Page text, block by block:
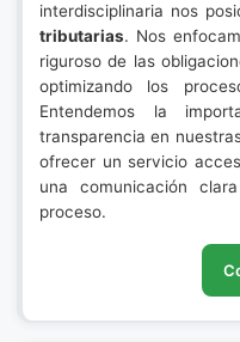
interdisciplinaria nos
tributarias. Nos
riguroso de las
optimizando los
Entendemos la
transparencia en
ofrecer un servicio
una comunicación
proceso.